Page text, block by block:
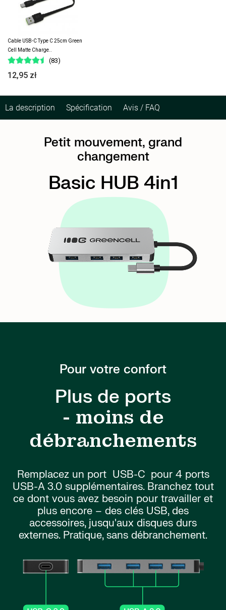
Cable USB-C Type C 25cm Green
Cell Matte Charge..
(83)
12,95 zł
La description Spécification Avis / FAQ
Petit mouvement, grand
changement
Basic HUB 4in1
Pour votre confort
Plus de ports
- moins de
débranchements
Remplacez un port USB-C pour 4 ports
USB-A 3.0 supplémentaires. Branchez tout
ce dont vous avez besoin pour travailler et
plus encore – des clés USB, des
accessoires, jusqu'aux disques durs
externes. Pratique, sans débranchement.